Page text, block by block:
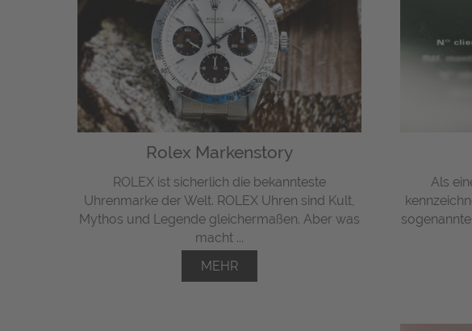
Rolex Markenstory
ROLEX ist sicherlich die bekannteste
Uhrenmarke der Welt. ROLEX Uhren sind Kult,
Mythos und Legende gleichermaßen. Aber was
macht ...
MEHR
Als